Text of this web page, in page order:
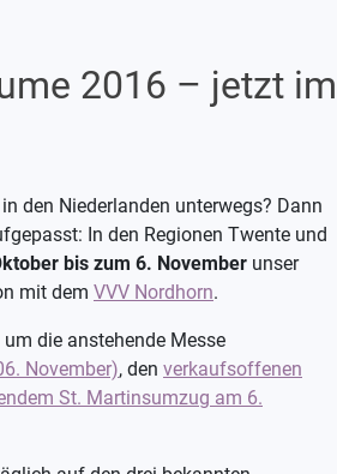
2016 – jetzt im
den Niederlanden unterwegs? Dann
In den Regionen Twente und
bis zum 6. November unser
mit dem VVV Nordhorn.
die anstehende Messe
November), den verkaufsoffenen
St. Martinsumzug am 6.